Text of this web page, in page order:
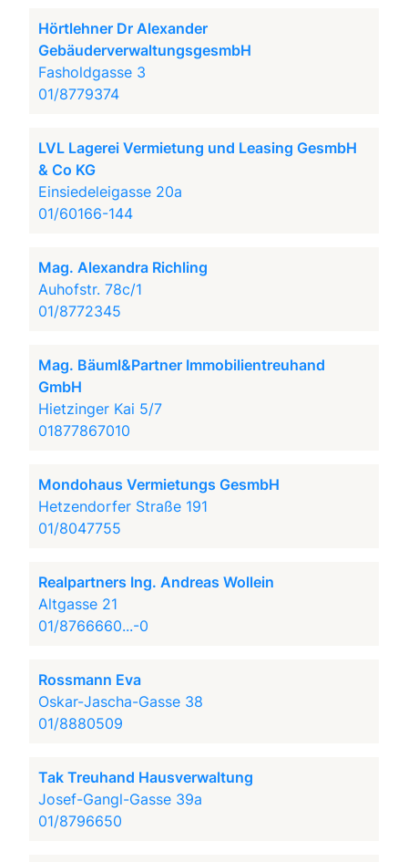
Hörtlehner Dr Alexander
GebäuderverwaltungsgesmbH
Fasholdgasse 3
01/8779374
LVL Lagerei Vermietung und Leasing GesmbH
& Co KG
Einsiedeleigasse 20a
01/60166-144
Mag. Alexandra Richling
Auhofstr. 78c/1
01/8772345
Mag. Bäuml&Partner Immobilientreuhand
GmbH
Hietzinger Kai 5/7
01877867010
Mondohaus Vermietungs GesmbH
Hetzendorfer Straße 191
01/8047755
Realpartners Ing. Andreas Wollein
Altgasse 21
01/8766660...-0
Rossmann Eva
Oskar-Jascha-Gasse 38
01/8880509
Tak Treuhand Hausverwaltung
Josef-Gangl-Gasse 39a
01/8796650